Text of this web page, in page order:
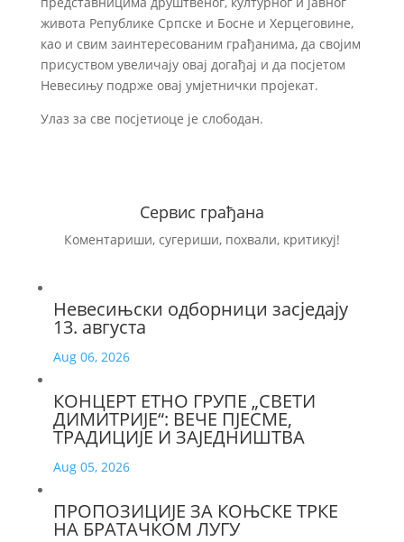
живота Републике Српске и Босне и Херцеговине,
као и свим заинтересованим грађанима, да својим
присуством увеличају овај догађај и да посјетом
Невесињу подрже овај умјетнички пројекат.
Улаз за све посјетиоце је слободан.
Сервис грађана
Коментариши, сугериши, похвали, критикуј!
Невесињски одборници засједају
13. августа
Aug 06, 2026
КОНЦЕРТ ЕТНО ГРУПЕ „СВЕТИ
ДИМИТРИЈЕ“: ВЕЧЕ ПЈЕСМЕ,
ТРАДИЦИЈЕ И ЗАЈЕДНИШТВА
Aug 05, 2026
ПРОПОЗИЦИЈЕ ЗА КОЊСКЕ ТРКЕ
НА БРАТАЧКОМ ЛУГУ